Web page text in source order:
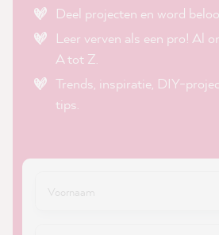
Deel projecten en word
Leer verven als een pro! Al
A tot Z.
Trends, inspiratie, DIY-
tips.